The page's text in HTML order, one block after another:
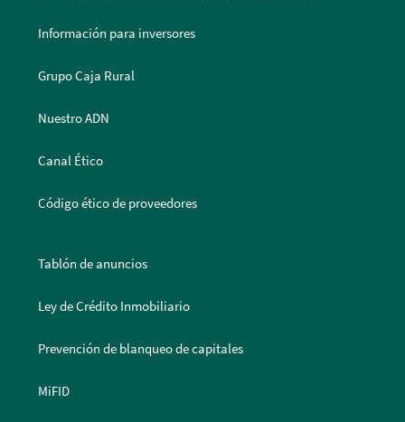
Información para inversores
Grupo Caja Rural
Nuestro ADN
Canal Ético
Código ético de proveedores
Tablón de anuncios
Ley de Crédito Inmobiliario
Prevención de blanqueo de capitales
MiFID